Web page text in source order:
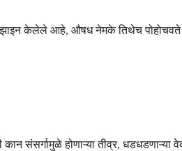
केलेले आहे, औषध नेमके तिथेच पोहोचवते
संसर्गामुळे होणाऱ्या तीव्र, धडधडणाऱ्या